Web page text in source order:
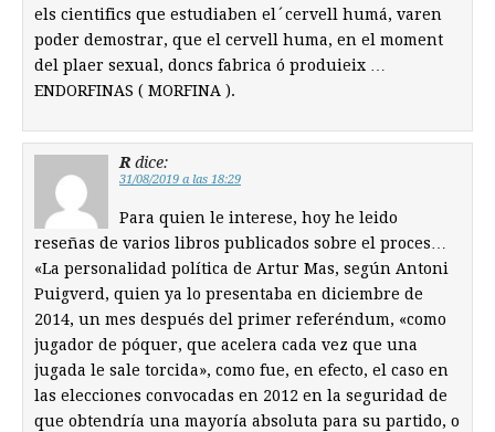
els cientifics que estudiaben el´cervell humá, varen
poder demostrar, que el cervell huma, en el moment
del plaer sexual, doncs fabrica ó produieix …
ENDORFINAS ( MORFINA ).
R dice:
31/08/2019 a las 18:29
Para quien le interese, hoy he leido
reseñas de varios libros publicados sobre el proces…
«La personalidad política de Artur Mas, según Antoni
Puigverd, quien ya lo presentaba en diciembre de
2014, un mes después del primer referéndum, «como
jugador de póquer, que acelera cada vez que una
jugada le sale torcida», como fue, en efecto, el caso en
las elecciones convocadas en 2012 en la seguridad de
que obtendría una mayoría absoluta para su partido, o